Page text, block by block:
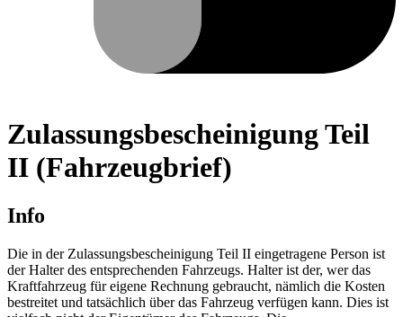
Zulassungsbescheinigung Teil
II (Fahrzeugbrief)
Info
Die in der Zulassungsbescheinigung Teil II eingetragene Person ist
der Halter des entsprechenden Fahrzeugs. Halter ist der, wer das
Kraftfahrzeug für eigene Rechnung gebraucht, nämlich die Kosten
bestreitet und tatsächlich über das Fahrzeug verfügen kann. Dies ist